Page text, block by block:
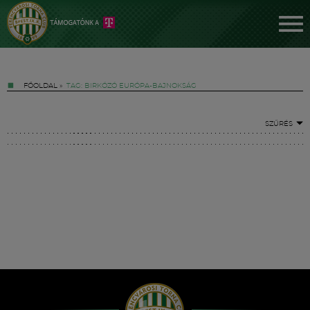
FŐOLDAL » TAG: BIRKÓZÓ EURÓPA-BAJNOKSÁG
SZŰRÉS
Hírek